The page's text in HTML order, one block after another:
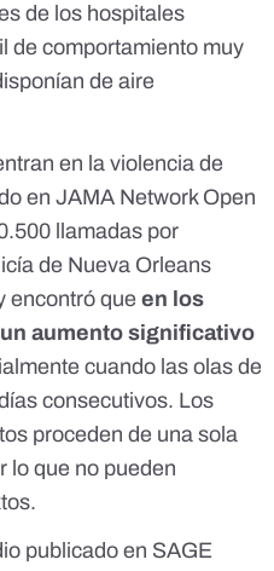
de los hospitales
de comportamiento muy
de aire
en la violencia de
en JAMA Network Open
llamadas por
de Nueva Orleans
encontró que en los
aumento significativo
cuando las olas de
consecutivos. Los
proceden de una sola
lo que no pueden
publicado en SAGE